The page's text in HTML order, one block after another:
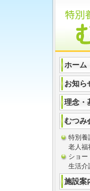
ホーム
お知ら
理念・
むつみ
特別養
老人福
ショー
生活介
施設案